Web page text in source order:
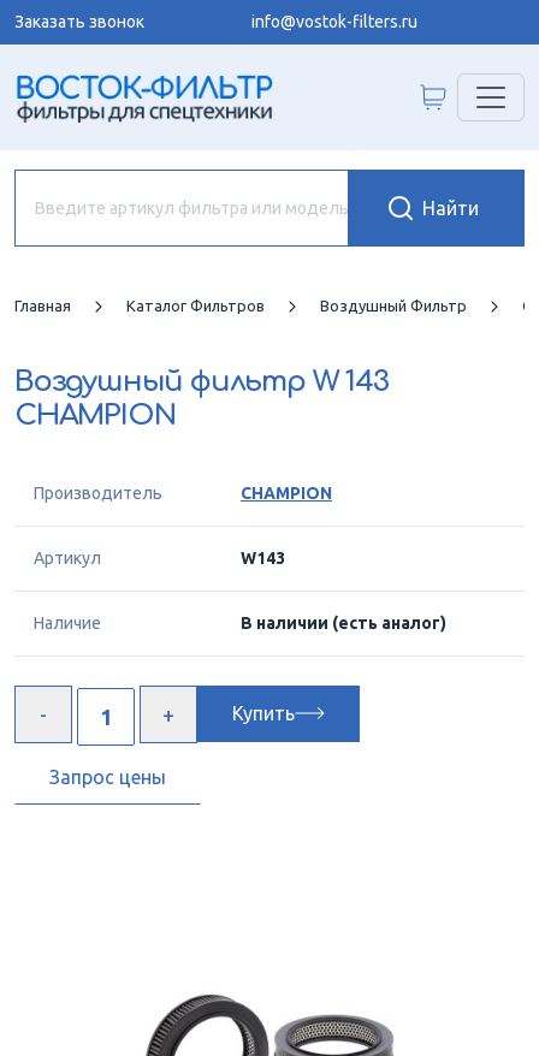
Заказать звонок info@vostok-filters.ru
Главная Каталог Фильтров Воздушный Фильтр
Воздушный фильтр W 143
CHAMPION
Производитель CHAMPION
Артикул W143
Наличие В наличии (есть аналог)
Купить
Запрос цены